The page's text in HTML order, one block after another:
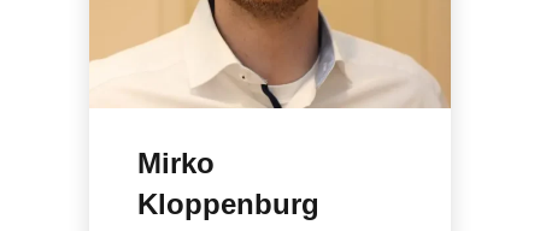
Mirko
Kloppenburg